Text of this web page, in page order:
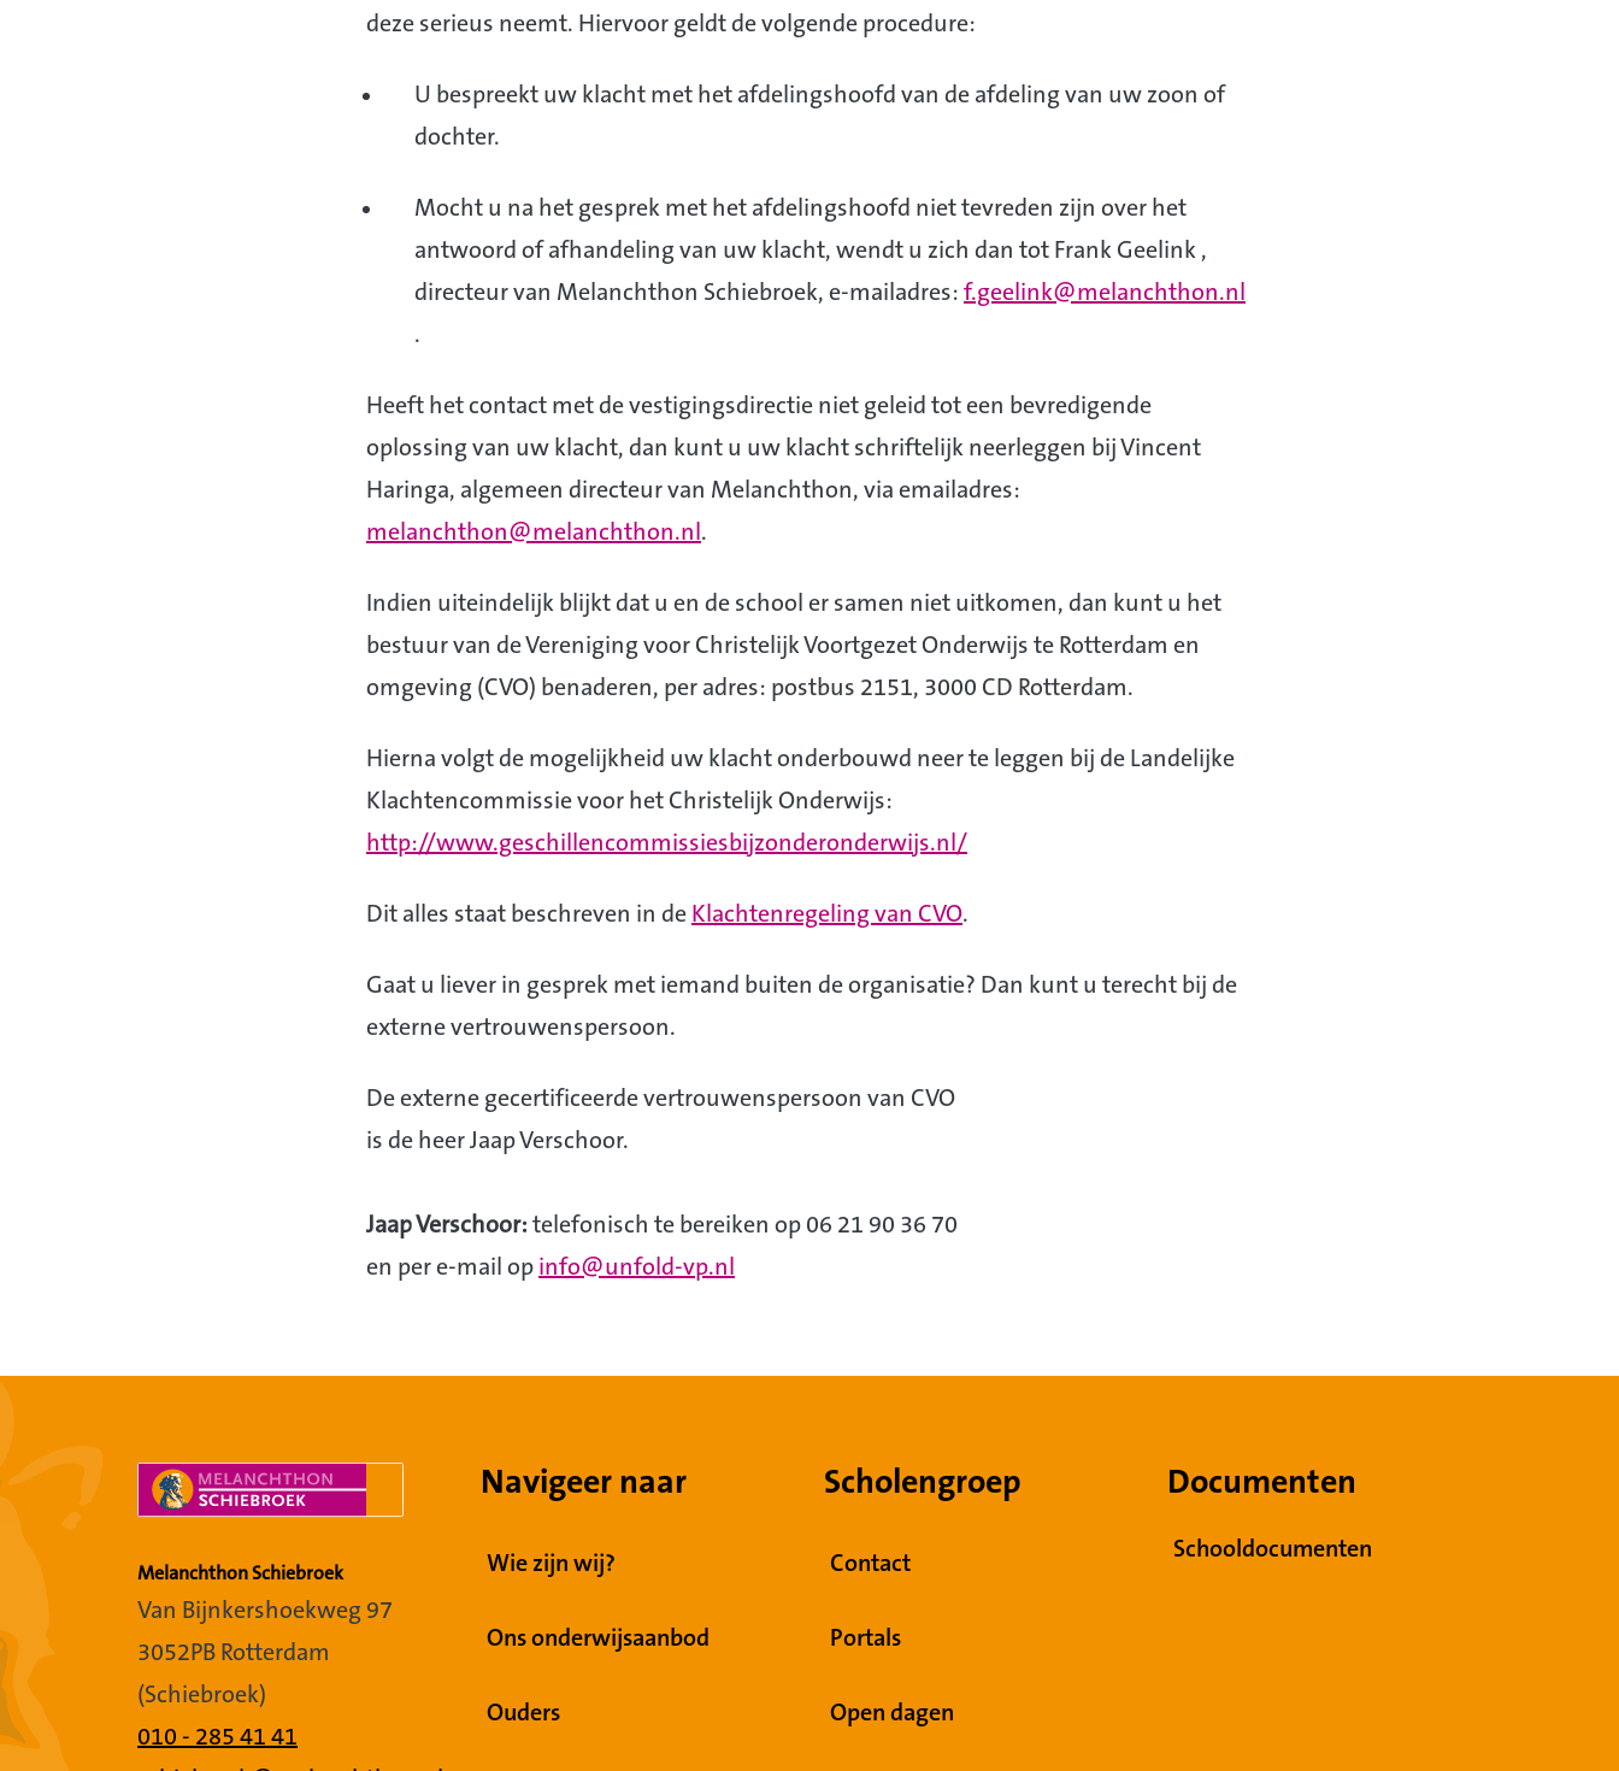
deze serieus neemt. Hiervoor geldt de volgende procedure:
U bespreekt uw klacht met het afdelingshoofd van de afdeling van uw zoon of
dochter.
Mocht u na het gesprek met het afdelingshoofd niet tevreden zijn over het
antwoord of afhandeling van uw klacht, wendt u zich dan tot Frank Geelink ,
directeur van Melanchthon Schiebroek, e-mailadres: f.geelink@melanchthon.nl
.
Heeft het contact met de vestigingsdirectie niet geleid tot een bevredigende
oplossing van uw klacht, dan kunt u uw klacht schriftelijk neerleggen bij Vincent
Haringa, algemeen directeur van Melanchthon, via emailadres:
melanchthon@melanchthon.nl .
Indien uiteindelijk blijkt dat u en de school er samen niet uitkomen, dan kunt u het
bestuur van de Vereniging voor Christelijk Voortgezet Onderwijs te Rotterdam en
omgeving (CVO) benaderen, per adres: postbus 2151, 3000 CD Rotterdam.
Hierna volgt de mogelijkheid uw klacht onderbouwd neer te leggen bij de Landelijke
Klachtencommissie voor het Christelijk Onderwijs:
http://www.geschillencommissiesbijzonderonderwijs.nl/
Dit alles staat beschreven in de Klachtenregeling van CVO.
Gaat u liever in gesprek met iemand buiten de organisatie? Dan kunt u terecht bij de
externe vertrouwenspersoon.
De externe gecertificeerde vertrouwenspersoon van CVO
is de heer Jaap Verschoor.
Jaap Verschoor:telefonisch te bereiken op 06 21 90 36 70
en per e-mail op info@unfold-vp.nl
Melanchthon Schiebroek
Van Bijnkershoekweg 97
3052PB Rotterdam
(Schiebroek)
010 - 285 41 41
Navigeer naar
Wie zijn wij?
Ons onderwijsaanbod
Ouders
Scholengroep
Contact
Portals
Open dagen
Documenten
Schooldocumenten